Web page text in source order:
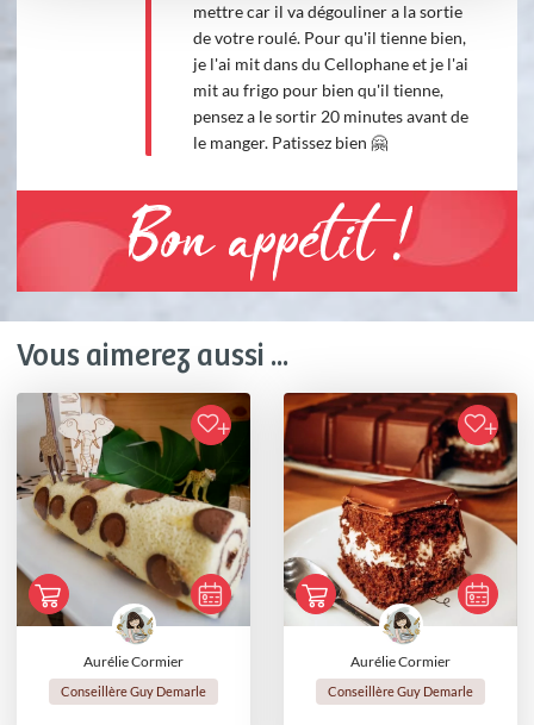
mettre car il va dégouliner a la sortie
de votre roulé. Pour qu'il tienne bien,
je l'ai mit dans du Cellophane et je l'ai
mit au frigo pour bien qu'il tienne,
pensez a le sortir 20 minutes avant de
le manger. Patissez bien 🤗
Bon appétit !
Vous aimerez aussi ...
Aurélie Cormier
Conseillère Guy Demarle
Aurélie Cormier
Conseillère Guy Demarle